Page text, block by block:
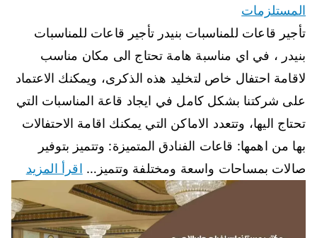
المستلزمات
تأجير قاعات للمناسبات بنيدر تأجير قاعات للمناسبات
بنيدر ، في اي مناسبة هامة تحتاج الى مكان مناسب
لاقامة احتفال خاص لتخليد هذه الذكرى، ويمكنك الاعتماد
على شركتنا بشكل كامل في ايجاد قاعة المناسبات التي
تحتاج اليها، وتتعدد الاماكن التي يمكنك اقامة الاحتفالات
بها من اهمها: قاعات الفنادق المتميزة: وتتميز بتوفير
صالات بمساحات واسعة ومختلفة وتتميز… اقرأ المزيد